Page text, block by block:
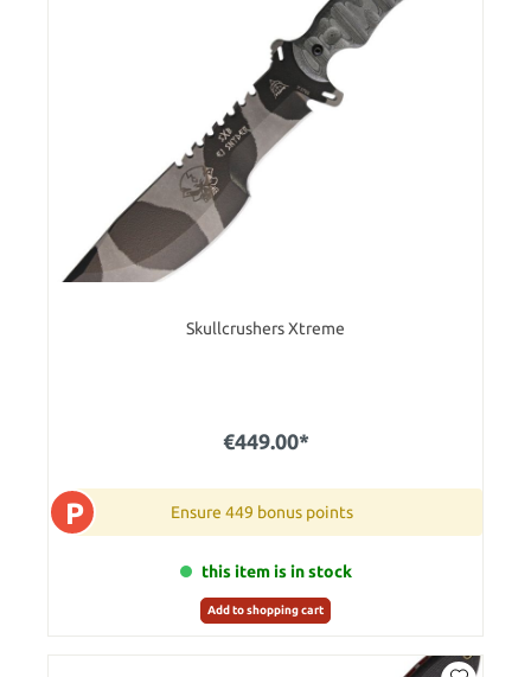
Skullcrushers Xtreme
€449.00*
P Ensure 449 bonus points
this item is in stock
Add to shopping cart